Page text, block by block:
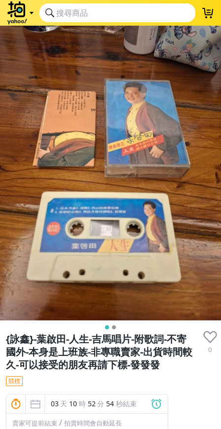
{詠鑫}-葉啟田-人生-吉馬唱片-附歌詞-不寄
國外-本身是上班族-非專職賣家-出貨時間較
久-可以接受的朋友再請下標-發發發
0
競標
03 天 10 時 52分 53 秒結束
賣家可提前結束 / 拍賣時間會自動延長